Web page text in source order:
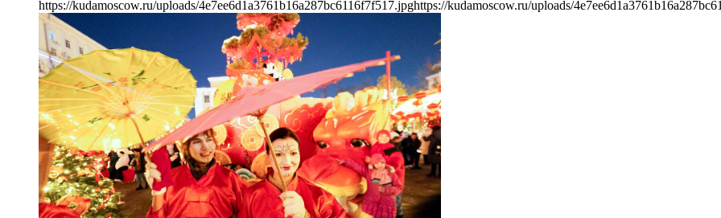
https://kudamoscow.ru/uploads/4e7ee6d1a3761b16a287bc6116f7f517.jpghttps://kudamoscow.ru/uploads/